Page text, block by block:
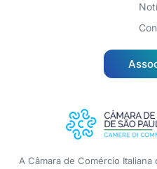
A Câmara de Comércio